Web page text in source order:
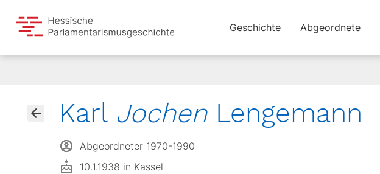
Geschichte Abgeordnete
Karl JochenLengemann
Abgeordneter 1970-1990
10.1.1938 in Kassel